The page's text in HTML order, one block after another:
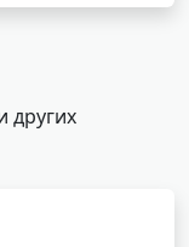
других